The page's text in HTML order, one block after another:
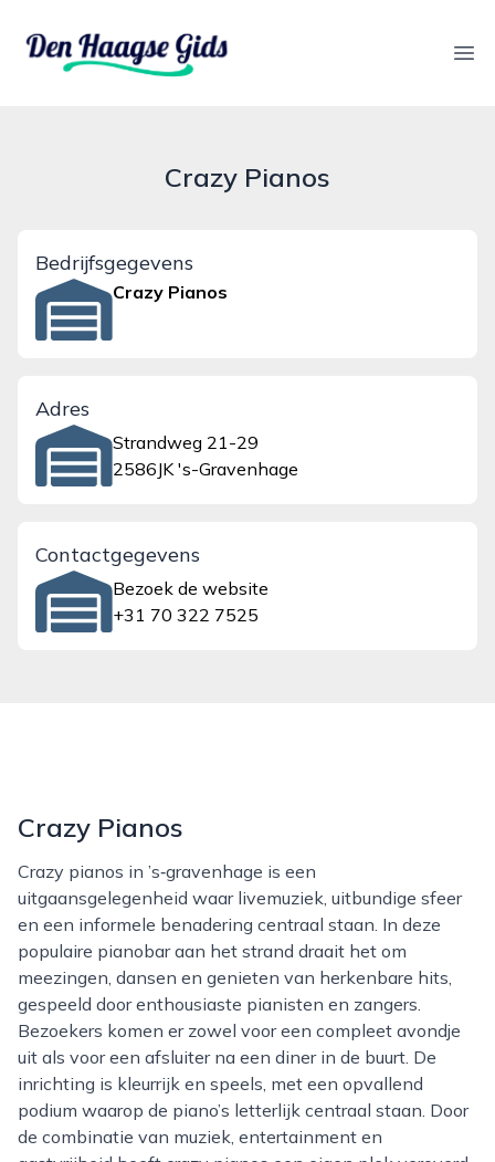
denhaagsegids.nl
Crazy Pianos
Bedrijfsgegevens
Crazy Pianos
Adres
Strandweg 21-29
2586JK 's-Gravenhage
Contactgegevens
Bezoek de website
+31 70 322 7525
Crazy Pianos
Crazy pianos in ’s‑gravenhage is een
uitgaansgelegenheid waar livemuziek, uitbundige sfeer
en een informele benadering centraal staan. In deze
populaire pianobar aan het strand draait het om
meezingen, dansen en genieten van herkenbare hits,
gespeeld door enthousiaste pianisten en zangers.
Bezoekers komen er zowel voor een compleet avondje
uit als voor een afsluiter na een diner in de buurt. De
inrichting is kleurrijk en speels, met een opvallend
podium waarop de piano’s letterlijk centraal staan. Door
de combinatie van muziek, entertainment en